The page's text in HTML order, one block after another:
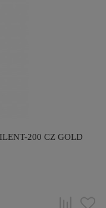
200 CZ GOLD